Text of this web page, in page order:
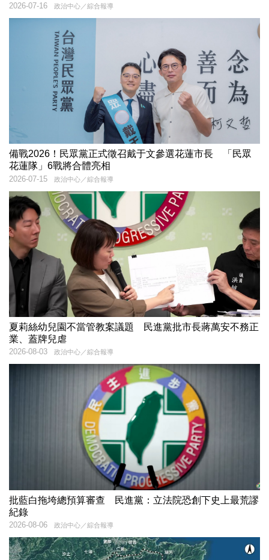
政治中心／綜合報導
2026-07-16
備戰2026！民眾黨正式徵召戴于文參選花蓮市長 「民眾
花蓮隊」6戰將合體亮相
政治中心／綜合報導
2026-07-15
夏莉絲幼兒園不當管教案議題 民進黨批市長蔣萬安不務正
業、蓋牌兒虐
政治中心／綜合報導
2026-08-03
批藍白拖垮總預算審查 民進黨：立法院恐創下史上最荒謬
紀錄
政治中心／綜合報導
2026-08-06